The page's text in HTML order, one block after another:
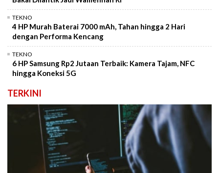
TEKNO
4 HP Murah Baterai 7000 mAh, Tahan hingga 2 Hari
dengan Performa Kencang
TEKNO
6 HP Samsung Rp2 Jutaan Terbaik: Kamera Tajam, NFC
hingga Koneksi 5G
TERKINI